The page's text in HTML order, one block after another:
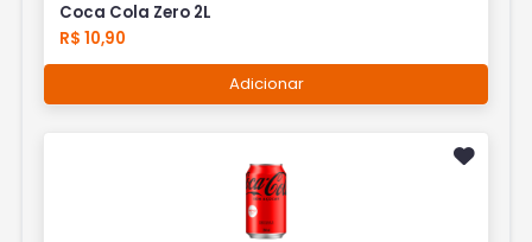
Coca Cola Zero 2L
R$ 10,90
Adicionar